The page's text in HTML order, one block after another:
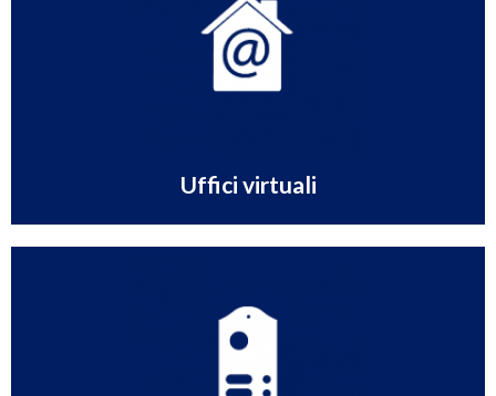
Uffici virtuali
qualificata nella città che ti interessa.
Scopri